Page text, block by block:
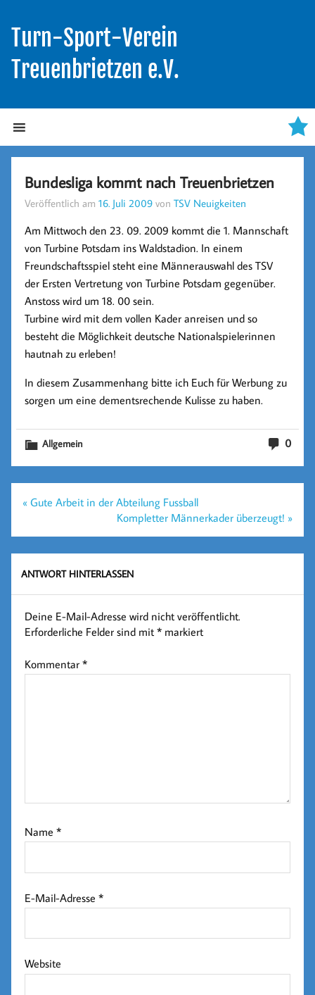
Turn-Sport-Verein
Treuenbrietzen e.V.
Bundesliga kommt nach Treuenbrietzen
Veröffentlich am16. Juli 2009 vonTSV Neuigkeiten
Am Mittwoch den 23. 09. 2009 kommt die1. Mannschaft
von Turbine Potsdam ins Waldstadion. In einem
Freundschaftsspiel steht eine Männerauswahl des TSV
der Ersten Vertretung von Turbine Potsdam gegenüber.
Anstoss wird um 18. 00 sein.
Turbine wird mit demvollen Kader anreisen und so
besteht die Möglichkeitdeutsche Nationalspielerinnen
hautnah zu erleben!
In diesem Zusammenhang bitte ich Euch für Werbung zu
sorgen um eine dementsrechende Kulisse zu haben.
0
Allgemein
Beitragsnavigation
« Gute Arbeit in der Abteilung Fussball
Kompletter Männerkader überzeugt! »
ANTWORT HINTERLASSEN
Deine E-Mail-Adresse wird nicht veröffentlicht.
Erforderliche Felder sind mit* markiert
Kommentar*
Name*
E-Mail-Adresse*
Website